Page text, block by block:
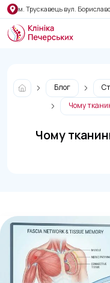
м. Трускавець вул.
Блог
Чому
Чому